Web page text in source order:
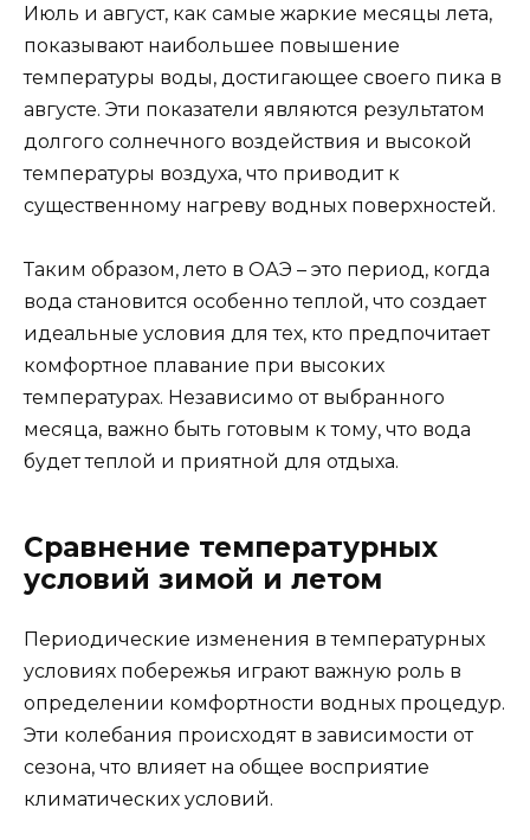
Июль и август, как самые жаркие месяцы лета,
показывают наибольшее повышение
температуры воды, достигающее своего пика в
августе. Эти показатели являются результатом
долгого солнечного воздействия и высокой
температуры воздуха, что приводит к
существенному нагреву водных поверхностей.
Таким образом, лето в ОАЭ – это период, когда
вода становится особенно теплой, что создает
идеальные условия для тех, кто предпочитает
комфортное плавание при высоких
температурах. Независимо от выбранного
месяца, важно быть готовым к тому, что вода
будет теплой и приятной для отдыха.
Сравнение температурных
условий зимой и летом
Периодические изменения в температурных
условиях побережья играют важную роль в
определении комфортности водных процедур.
Эти колебания происходят в зависимости от
сезона, что влияет на общее восприятие
климатических условий.